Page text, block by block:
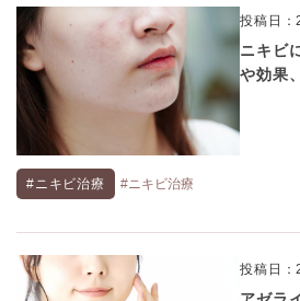
投稿日
ニキビ
や効果
#ニキビ治療 #ニキビ治療
投稿日